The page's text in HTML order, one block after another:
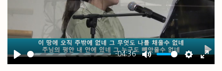
PLAY
-04:36
MUTE